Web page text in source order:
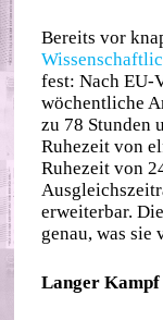
Bereits vor
fest: Nach EU-
wöchentliche
zu 78 Stunden
Ruhezeit von
Ruhezeit von
erweiterbar.
genau, was sie
Langer Kampf